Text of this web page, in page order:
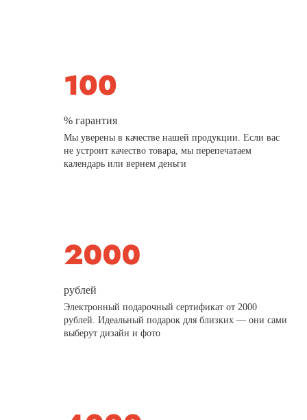
% гарантия
Мы уверены в качестве нашей продукции. Если вас
не устроит качество товара, мы перепечатаем
календарь или вернем деньги
рублей
Электронный подарочный сертификат от 2000
рублей. Идеальный подарок для близких — они сами
выберут дизайн и фото